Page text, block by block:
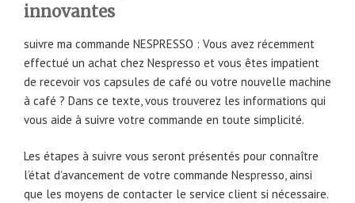
innovantes
suivre ma commande NESPRESSO : Vous avez récemment
effectué un achat chez Nespresso et vous êtes impatient
de recevoir vos capsules de café ou votre nouvelle machine
à café ? Dans ce texte, vous trouverez les informations qui
vous aide à suivre votre commande en toute simplicité.
Les étapes à suivre vous seront présentés pour connaître
l’état d’avancement de votre commande Nespresso, ainsi
que les moyens de contacter le service client si nécessaire.